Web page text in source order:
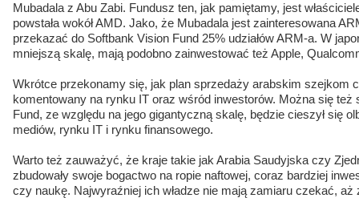
Mubadala z Abu Zabi. Fundusz ten, jak pamiętamy, jest
powstała wokół AMD. Jako, że Mubadala jest zainteresowana
przekazać do Softbank Vision Fund 25% udziałów ARM-a. W
mniejszą skalę, mają podobno zainwestować też Apple,
Wkrótce przekonamy się, jak plan sprzedaży arabskim szejkom
komentowany na rynku IT oraz wśród inwestorów. Można się też
Fund, ze względu na jego gigantyczną skalę, będzie cieszył się
mediów, rynku IT i rynku finansowego.
Warto też zauważyć, że kraje takie jak Arabia Saudyjska czy
zbudowały swoje bogactwo na ropie naftowej, coraz bardziej
czy naukę. Najwyraźniej ich władze nie mają zamiaru czekać, aż